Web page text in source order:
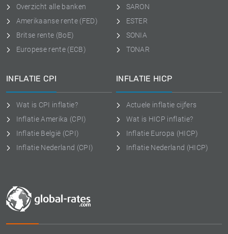
Overzicht alle banken
Amerikaanse rente (FED)
Britse rente (BoE)
Europese rente (ECB)
SARON
ESTER
SONIA
TONAR
INFLATIE CPI
Wat is CPI inflatie?
Inflatie Amerika (CPI)
Inflatie België (CPI)
Inflatie Nederland (CPI)
INFLATIE HICP
Actuele inflatie cijfers
Wat is HICP inflatie?
Inflatie Europa (HICP)
Inflatie Nederland (HICP)